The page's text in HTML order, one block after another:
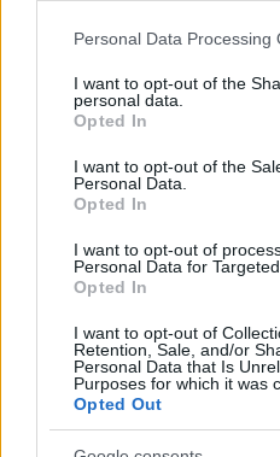
Personal Data Processing
I want to opt-out of the
personal data.
Opted In
I want to opt-out of the
Personal Data.
Opted In
I want to opt-out of
Personal Data for
Opted In
I want to opt-out of
Retention, Sale, and/or
Personal Data that Is
Purposes for which it was
Opted Out
La resistenza dei
L’intento era dunque
e non solo la
Voroshilov, al comando
d’armate) settentrionale,
la campagna entro il 6
Stalin, una settimana
Andò diversamente,
finlandesi e il loro
Mannerheim,si
formidabili. L’offensiva
sulla “Linea